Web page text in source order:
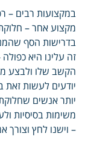
במקצועות רבים –
מקצוע אחר –
בדרישות הסף
זה עלינו היא
הקשב שלו ולבצע
יודעים לעשות
יותר אנשים
משימות בסיסיות
– וישנו לחץ